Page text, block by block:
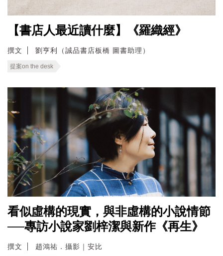
【書店人最近讀什麼】《羅織經》
撰文 劉亨利（誠品書店板橋 圖書助理）
提案on the desk
看似虛構的現實，與非虛構的小說情節
──專訪小說家劉梓潔與新作《再生》
撰文 趙鴻祐．攝影｜安比